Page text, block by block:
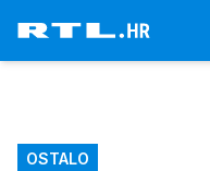
OSTALO